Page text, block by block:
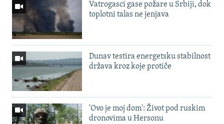
Vatrogasci gase požare u Srbiji, dok
toplotni talas ne jenjava
Dunav testira energetsku stabilnost
država kroz koje protiče
'Ovo je moj dom': Život pod ruskim
dronovima u Hersonu